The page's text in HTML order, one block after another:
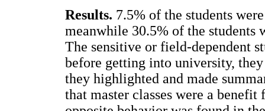
Results. 7.5% of the students
meanwhile 30.5% of the students
The sensitive or field-dependent
before getting into university,
they highlighted and made
that master classes were a